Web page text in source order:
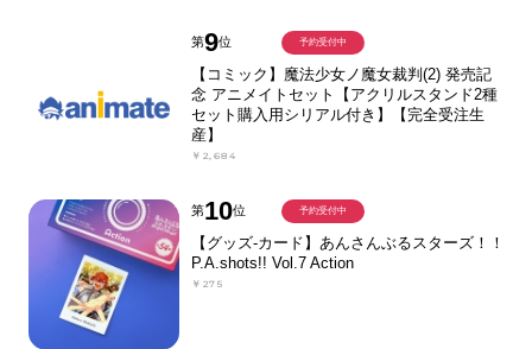
第9位
【コミック】魔法少女ノ魔女裁判(2) 発売記
念 アニメイトセット【アクリルスタンド2種
セット購入用シリアル付き】【完全受注生
産】
￥2,684
予約受付中
第10位
【グッズ-カード】あんさんぶるスターズ！！
P.A.shots!! Vol.7 Action
￥275
予約受付中